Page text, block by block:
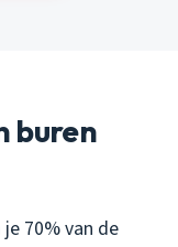
buren
70% van de